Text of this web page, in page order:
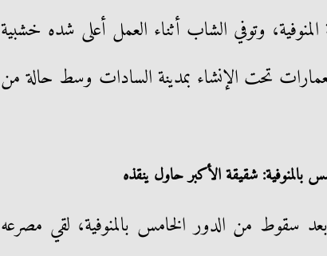
المنوفية، وتوفي الشاب أثناء العمل أعلى شده خشبية
تحت الإنشاء بمدينة السادات وسط حالة من
شقيقة الأكبر حاول ينقذه
سقوط من الدور الخامس بالمنوفية، لقي مصرعه